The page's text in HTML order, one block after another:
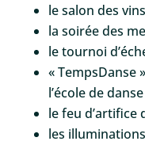
le salon des
la soirée des
le tournoi
« TempsDanse
l’école de danse
le feu d’artifice
les